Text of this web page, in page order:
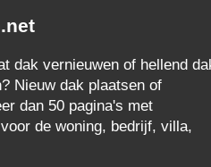
dak vernieuwen of hellend
Nieuw dak plaatsen of
dan 50 pagina's met
de woning, bedrijf, villa,